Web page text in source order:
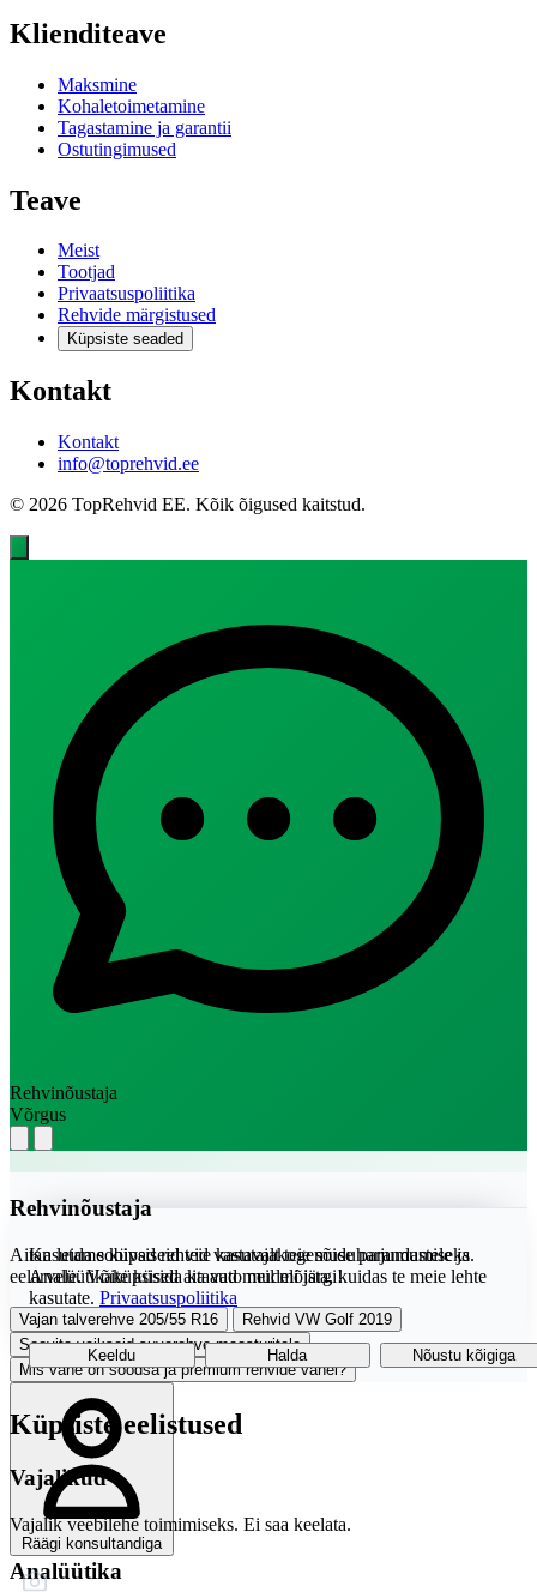
Klienditeave
Maksmine
Kohaletoimetamine
Tagastamine ja garantii
Ostutingimused
Teave
Meist
Tootjad
Privaatsuspoliitika
Rehvide märgistused
Küpsiste seaded
Kontakt
Kontakt
info@toprehvid.ee
© 2026 TopRehvid EE. Kõik õigused kaitstud.
Rehvinõustaja
Võrgus
Rehvinõustaja
Aitan leida sobivad rehvid vastavalt teie sõiduharjumustele ja
eelarvele. Võite küsida ka auto mudeli järgi!
Vajan talverehve 205/55 R16
Rehvid VW Golf 2019
Soovita vaikseid suverehve maasturitele
Mis vahe on soodsa ja premium rehvide vahel?
Räägi konsultandiga
Kasutame küpsiseid teie kasutajakogemuse parandamiseks.
Analüütikaküpsised aitavad meil mõista, kuidas te meie lehte
kasutate. Privaatsuspoliitika
Keeldu Halda Nõustu kõigiga
Küpsiste eelistused
Vajalikud
Vajalik veebilehe toimimiseks. Ei saa keelata.
Analüütika